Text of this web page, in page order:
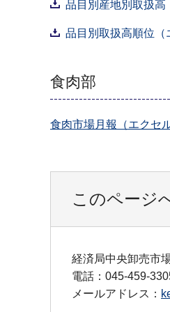
品目別産地別取扱高
品目別取扱高順位（
食肉部
食肉市場月報（エクセ
このページ
経済局中央卸売市
電話：045-459-
メールアドレス：